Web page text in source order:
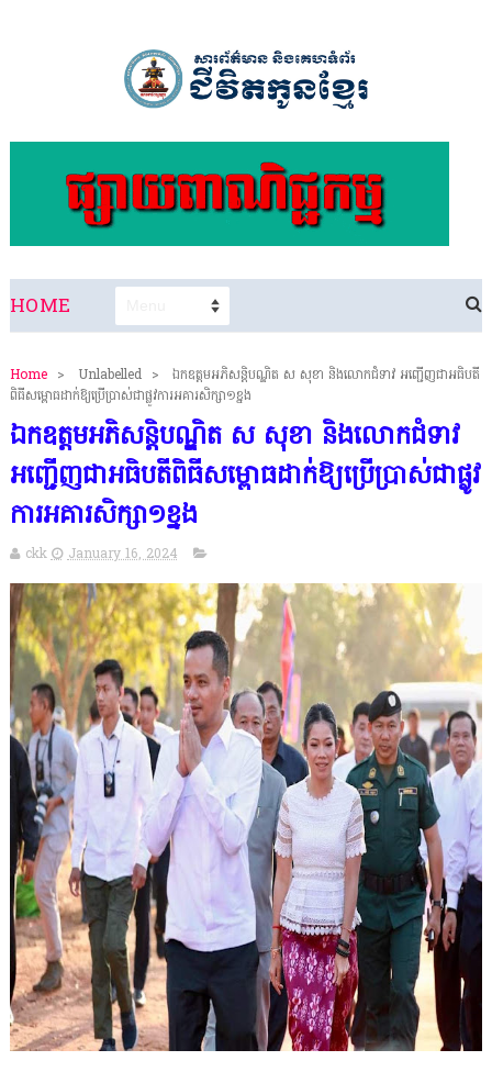
HOME
Home > Unlabelled >
ឯកឧត្តមអភិសន្តិបណ្ឌិត ស សុខា និងលោកជំទាវ អញ្ជើញជាអធិបតី
ពិធីសម្ពោធដាក់ឱ្យប្រើប្រាស់ជាផ្លូវការអគារសិក្សា១ខ្នង
ឯកឧត្តមអភិសន្តិបណ្ឌិត ស សុខា និងលោកជំទាវ
អញ្ជើញជាអធិបតីពិធីសម្ពោធដាក់ឱ្យប្រើប្រាស់ជាផ្លូវ
ការអគារសិក្សា១ខ្នង
ckk January 16, 2024